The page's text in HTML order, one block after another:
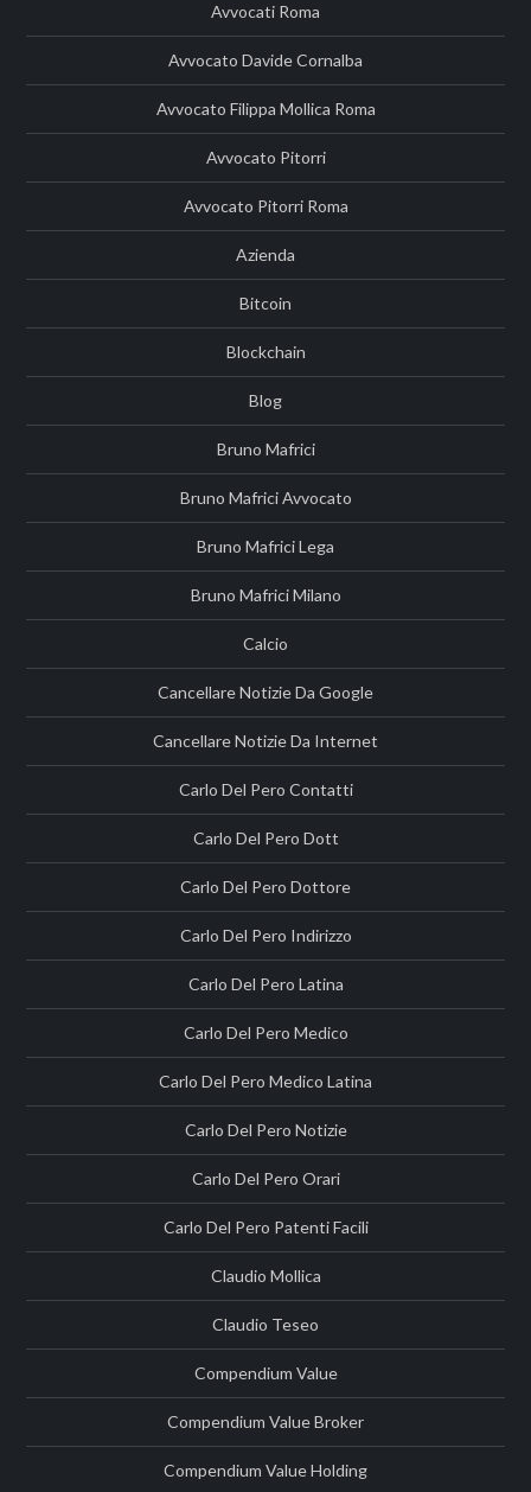
Avvocati Roma
Avvocato Davide Cornalba
Avvocato Filippa Mollica Roma
Avvocato Pitorri
Avvocato Pitorri Roma
Azienda
Bitcoin
Blockchain
Blog
Bruno Mafrici
Bruno Mafrici Avvocato
Bruno Mafrici Lega
Bruno Mafrici Milano
Calcio
Cancellare Notizie Da Google
Cancellare Notizie Da Internet
Carlo Del Pero Contatti
Carlo Del Pero Dott
Carlo Del Pero Dottore
Carlo Del Pero Indirizzo
Carlo Del Pero Latina
Carlo Del Pero Medico
Carlo Del Pero Medico Latina
Carlo Del Pero Notizie
Carlo Del Pero Orari
Carlo Del Pero Patenti Facili
Claudio Mollica
Claudio Teseo
Compendium Value
Compendium Value Broker
Compendium Value Holding